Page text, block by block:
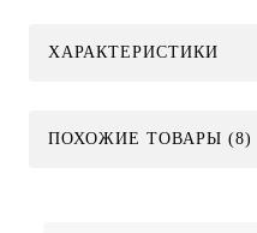
ХАРАКТЕРИСТИКИ
ПОХОЖИЕ ТОВАРЫ (8)